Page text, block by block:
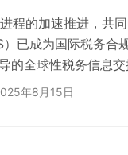
程的加速推进，共
已成为国际税务合
的全球性税务信息
✅ CRS的全球影响
年8月15日